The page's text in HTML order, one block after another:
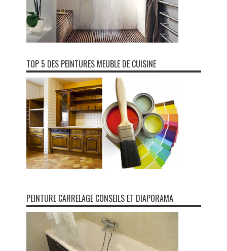
TOP 5 DES PEINTURES MEUBLE DE CUISINE
PEINTURE CARRELAGE CONSEILS ET DIAPORAMA